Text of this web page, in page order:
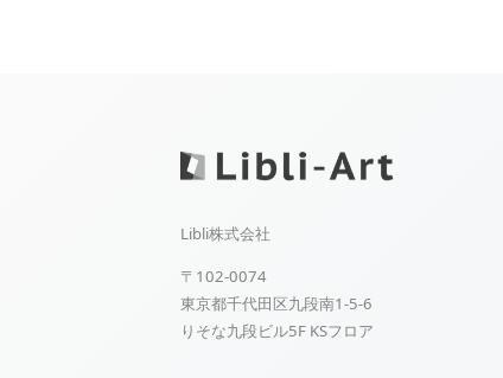
Libli株式会社
〒102-0074
東京都千代田区九段南1-5-6
りそな九段ビル5F KSフロア